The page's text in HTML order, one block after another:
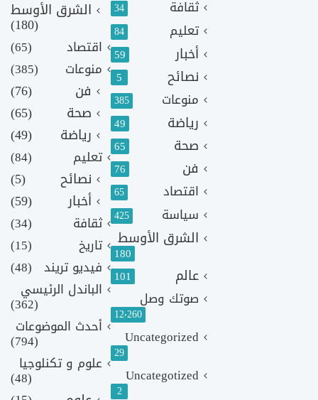
ثقافة 34
تعليم 84
أخبار 59
نصائح 5
منوعات 385
رياضة 49
صحة 65
فن 76
اقتصاد 65
سياسة 425
الشرق الأوسط
180
عالم 101
صوتك وصل
12٬260
Uncategorized
29
Uncategotized
2
الشرق الأوسط
(180)
اقتصاد
(65)
منوعات
(385)
فن
(76)
صحة
(65)
رياضة
(49)
تعليم (84)
نصائح
(5)
أخبار
(59)
ثقافة
(34)
تاريخ
(15)
فيديو تريند (48)
الباندل الرئيسي
(362)
أحدث الموضوعات
(794)
علوم و تكنلوجيا
(48)